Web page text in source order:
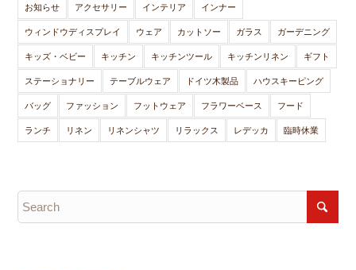
お知らせ アクセサリー インテリア インナー
ウィンドウディスプレイ ウェア カットソー ガラス ガーデニング
キッズ・ベビー キッチン キッチンツール キッチンリネン ギフト
ステーショナリー テーブルウェア ドイツ木製品 ハウスキーピング
バッグ ファッション フットウェア フラワーベース フード
ランチ リネン リネンシャツ リラックス レデッカ 臨時休業